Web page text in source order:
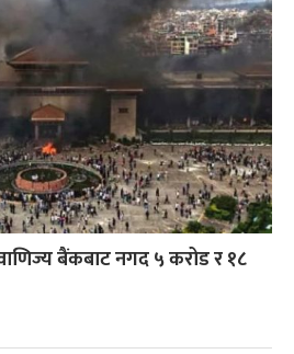
वाणिज्य बैंकबाट नगद ५ करोड र १८